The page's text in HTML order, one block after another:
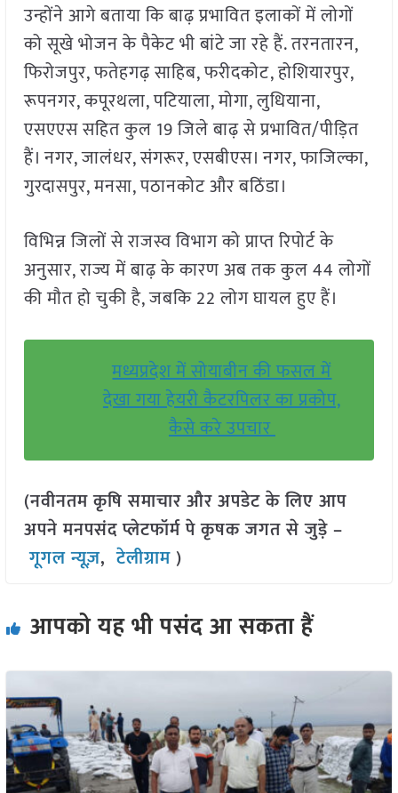
उन्होंने आगे बताया कि बाढ़ प्रभावित इलाकों में लोगों
को सूखे भोजन के पैकेट भी बांटे जा रहे हैं. तरनतारन,
फिरोजपुर, फतेहगढ़ साहिब, फरीदकोट, होशियारपुर,
रूपनगर, कपूरथला, पटियाला, मोगा, लुधियाना,
एसएएस सहित कुल 19 जिले बाढ़ से प्रभावित/पीड़ित
हैं। नगर, जालंधर, संगरूर, एसबीएस। नगर, फाजिल्का,
गुरदासपुर, मनसा, पठानकोट और बठिंडा।
विभिन्न जिलों से राजस्व विभाग को प्राप्त रिपोर्ट के
अनुसार, राज्य में बाढ़ के कारण अब तक कुल 44 लोगों
की मौत हो चुकी है, जबकि 22 लोग घायल हुए हैं।
मध्यप्रदेश में सोयाबीन की फसल में
देखा गया हेयरी कैटरपिलर का प्रकोप,
कैसे करे उपचार
(नवीनतम कृषि समाचार और अपडेट के लिए आप
अपने मनपसंद प्लेटफॉर्म पे कृषक जगत से जुड़े –
गूगल न्यूज़,टेलीग्राम )
आपको यह भी पसंद आ सकता हैं